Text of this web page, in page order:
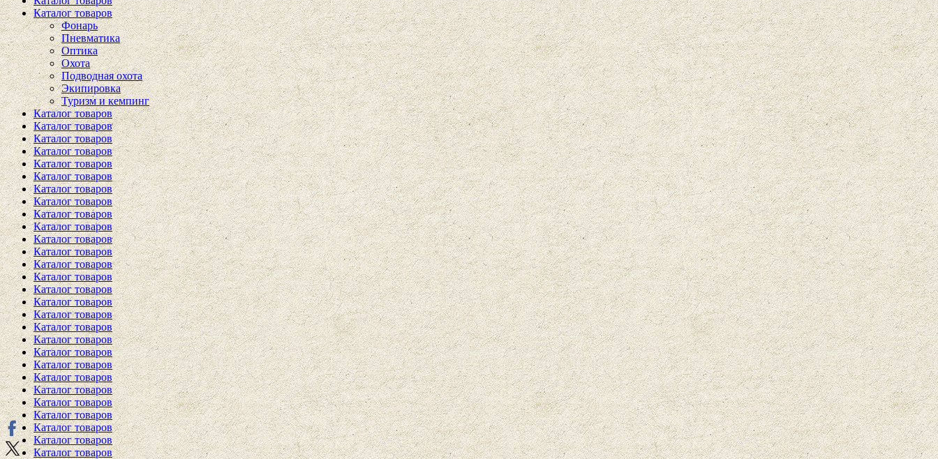
Каталог товаров
Фонарь
Пневматика
Оптика
Охота
Подводная охота
Экипировка
Туризм и кемпинг
Каталог товаров
Каталог товаров
Каталог товаров
Каталог товаров
Каталог товаров
Каталог товаров
Каталог товаров
Каталог товаров
Каталог товаров
Каталог товаров
Каталог товаров
Каталог товаров
Каталог товаров
Каталог товаров
Каталог товаров
Каталог товаров
Каталог товаров
Каталог товаров
Каталог товаров
Каталог товаров
Каталог товаров
Каталог товаров
Каталог товаров
Каталог товаров
Каталог товаров
Каталог товаров
Каталог товаров
Каталог товаров